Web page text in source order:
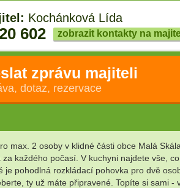
Kochánková Lída
602 zobrazit kontakty na
zprávu majiteli
dotaz, rezervace
max. 2 osoby v klidné části obce Malá
každého počasí. V kuchyni najdete vše,
pohodlná rozkládací pohovka pro dvě
ty už máte připravené. Topíte si sami -